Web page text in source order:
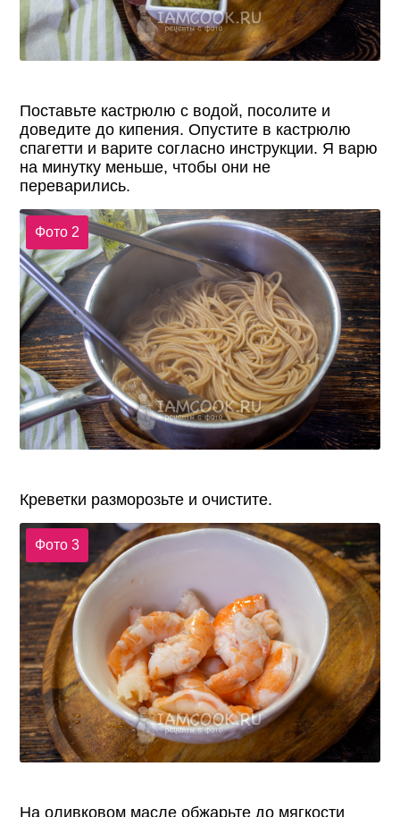
Поставьте кастрюлю с водой, посолите и
доведите до кипения. Опустите в кастрюлю
спагетти и варите согласно инструкции. Я варю
на минутку меньше, чтобы они не
переварились.
Фото 2
Креветки разморозьте и очистите.
Фото 3
На оливковом масле обжарьте до мягкости